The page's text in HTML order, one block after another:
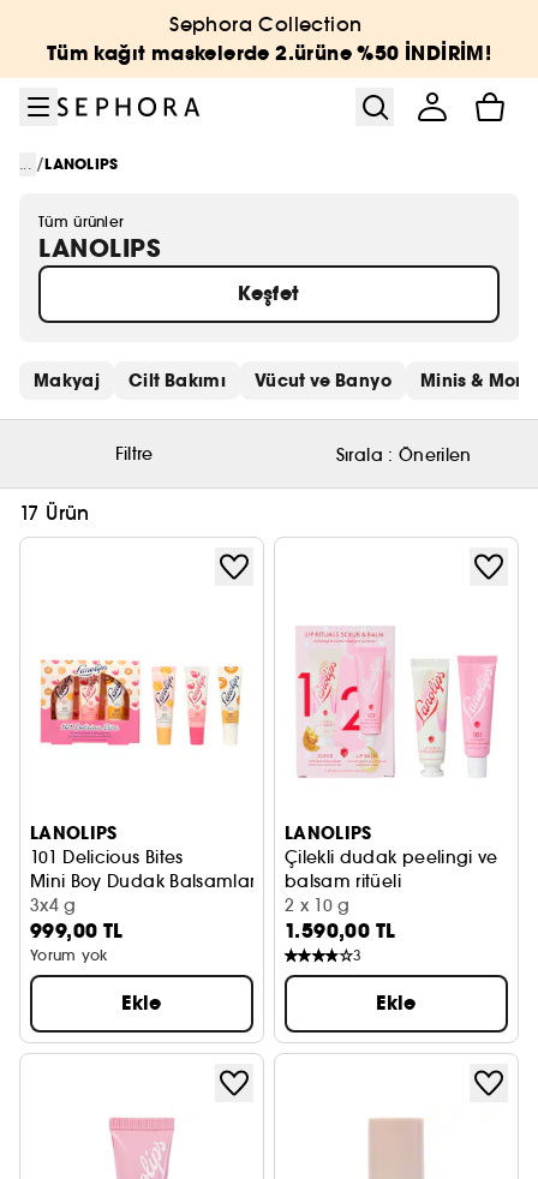
Sephora Collection
Tüm kağıt maskelerde 2.ürüne %50 İNDİRİM!
... /LANOLIPS
Tüm ürünler
LANOLIPS
Keşfet
Hızlı bağlantıları atla
Makyaj Cilt Bakımı Vücut ve Banyo Minis & More
Filtre Sırala : Önerilen
17 Ürün
LANOLIPS
101 Delicious Bites
Mini Boy Dudak Balsamları
3x4 g
999,00 TL
Yorum yok
Ekle
LANOLIPS
Çilekli dudak peelingi ve
balsam ritüeli
Dudak Balsamı ve Peelingi
2 x 10 g
1.590,00 TL
3
Ekle